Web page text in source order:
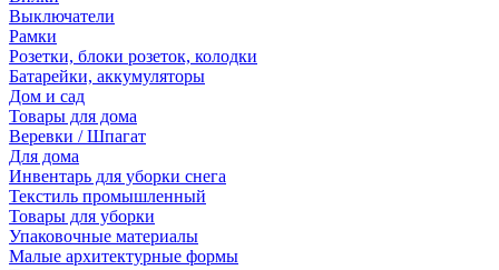
Выключатели
Рамки
Розетки, блоки розеток, колодки
Батарейки, аккумуляторы
Дом и сад
Товары для дома
Веревки / Шпагат
Для дома
Инвентарь для уборки снега
Текстиль промышленный
Товары для уборки
Упаковочные материалы
Малые архитектурные формы